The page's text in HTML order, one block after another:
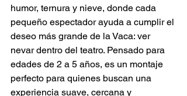
humor, ternura y nieve, donde cada
pequeño espectador ayuda a cumplir el
deseo más grande de la Vaca: ver
nevar dentro del teatro. Pensado para
edades de 2 a 5 años, es un montaje
perfecto para quienes buscan una
experiencia suave, cercana y